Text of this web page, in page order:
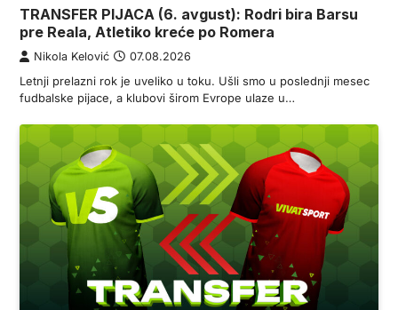
TRANSFER PIJACA (6. avgust): Rodri bira Barsu
pre Reala, Atletiko kreće po Romera
Nikola Kelović 07.08.2026
Letnji prelazni rok je uveliko u toku. Ušli smo u poslednji mesec
fudbalske pijace, a klubovi širom Evrope ulaze u…